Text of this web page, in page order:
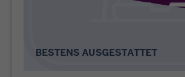
BESTENS AUSGESTATTET